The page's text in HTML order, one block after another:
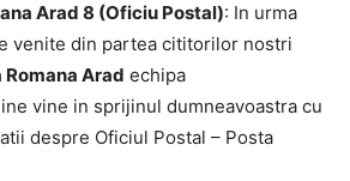
Arad 8 (Oficiu Postal): In urma
venite din partea cititorilor nostri
Romana Arad echipa
vine in sprijinul dumneavoastra cu
despre Oficiul Postal – Posta